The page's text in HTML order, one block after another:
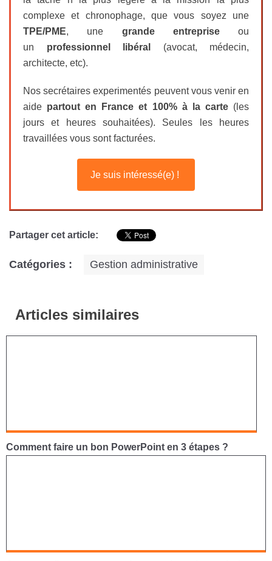
complexe et chronophage, que vous soyez une
TPE/PME, une grande entrepriseou
un professionnel libéral (avocat, médecin,
architecte, etc).
Nos secrétaires experimentés peuvent vous venir en
aide partout en France et 100% à la carte(les
jours et heures souhaitées). Seules les heures
travaillées vous sont facturées.
Je suis intéressé(e) !
Partager cet article:
Catégories : Gestion administrative
Articles similaires
Comment faire un bon PowerPoint en 3 étapes ?